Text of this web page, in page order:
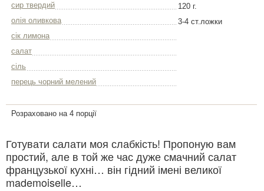
сир твердий
120 г.
олія оливкова
3-4 ст.ложки
сік лимона
салат
сіль
перець чорний мелений
Розраховано на 4 порції
Готувати салати моя слабкість! Пропоную вам
простий, але в той же час дуже смачний салат
французької кухні… він гідний імені великої
mademoiselle…